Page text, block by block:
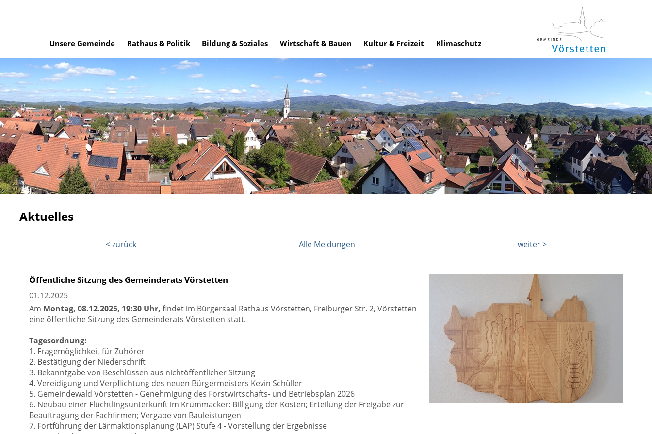
Unsere Gemeinde Rathaus & Politik Bildung & Soziales Wirtschaft & Bauen Kultur & Freizeit Klimaschutz
Aktuelles
< zurück Alle Meldungen weiter >
Öffentliche Sitzung des Gemeinderats Vörstetten
01.12.2025
Am Montag, 08.12.2025, 19:30 Uhr, findet im Bürgersaal Rathaus Vörstetten, Freiburger Str. 2, Vörstetten
eine öffentliche Sitzung des Gemeinderats Vörstetten statt.
Tagesordnung:
1. Fragemöglichkeit für Zuhörer
2. Bestätigung der Niederschrift
3. Bekanntgabe von Beschlüssen aus nichtöffentlicher Sitzung
4. Vereidigung und Verpflichtung des neuen Bürgermeisters Kevin Schüller
5. Gemeindewald Vörstetten - Genehmigung des Forstwirtschafts- und Betriebsplan 2026
6. Neubau einer Flüchtlingsunterkunft im Krummacker: Billigung der Kosten; Erteilung der Freigabe zur
Beauftragung der Fachfirmen; Vergabe von Bauleistungen
7. Fortführung der Lärmaktionsplanung (LAP) Stufe 4 - Vorstellung der Ergebnisse